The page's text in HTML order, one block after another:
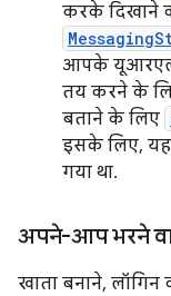
करके दिखाने
आपके यूआरएल
तय करने के
बताने के लिए
इसके लिए, यह
गया था.
अपने-आप भरने
खाता बनाने,